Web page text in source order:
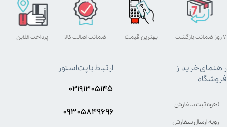
بهترین قیمت پرداخت آنلاین ۷ روز ضمانت بازگشت ضمانت اصالت کالا
راهنمای خرید از
فروشگاه
نحوه ثبت سفارش
رویه ارسال سفارش
ارتباط با پت استور
۰۲۱۹۱۳۰۵۱۴۵
۰۹۳۰۵8۴9696